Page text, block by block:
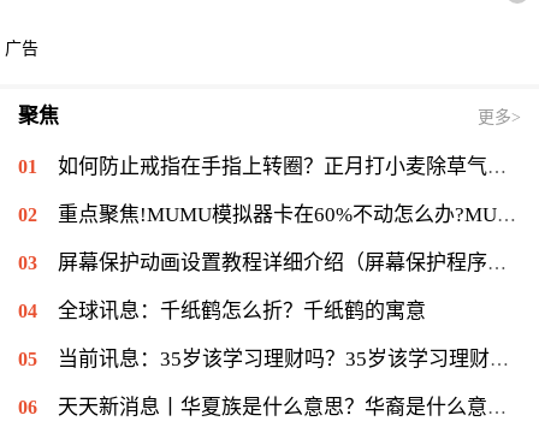
广告
聚焦 更多>
如何防止戒指在手指上转圈？正月打小麦除草气温多少能打？ 全球短讯
重点聚焦!MUMU模拟器卡在60%不动怎么办?MUMU模拟器卡在60%的解决流程
屏幕保护动画设置教程详细介绍（屏幕保护程序等待时间怎么设置）|当前速读
全球讯息：千纸鹤怎么折？千纸鹤的寓意
当前讯息：35岁该学习理财吗？35岁该学习理财会不会太迟？
天天新消息丨华夏族是什么意思？华裔是什么意思：华侨在侨居国生下的子女